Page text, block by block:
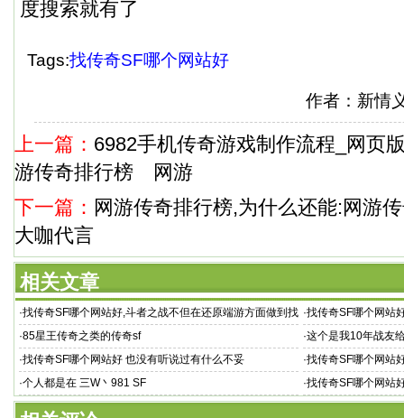
度搜索就有了
Tags:找传奇SF哪个网站好
作者：新情
上一篇： 6982手机传奇游戏制作流程_网页
游传奇排行榜 网游
下一篇： 网游传奇排行榜,为什么还能:网游
大咖代言
相关文章
·找传奇SF哪个网站好,斗者之战不但在还原端游方面做到找
传奇SF哪
·找传奇SF哪个网站
站好
·85星王传奇之类的传奇sf ·这个是我10年战友
·找传奇SF哪个网站好 也没有听说过有什么不妥 ·找传奇SF哪个网站
器列
·个人都是在 三W丶981 SF ·找传奇SF哪个网站